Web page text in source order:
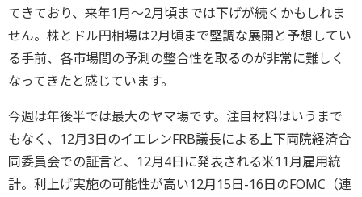
てきており、来年1月～2月頃までは下げが続くかもしれま
せん。株とドル円相場は2月頃まで堅調な展開と予想してい
る手前、各市場間の予測の整合性を取るのが非常に難しく
なってきたと感じています。
今週は年後半では最大のヤマ場です。注目材料はいうまで
もなく、12月3日のイエレンFRB議長による上下両院経済合
同委員会での証言と、12月4日に発表される米11月雇用統
計。利上げ実施の可能性が高い12月15日-16日のFOMC（連